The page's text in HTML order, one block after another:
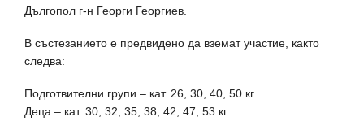
Дългопол г-н Георги Георгиев.
В състезанието е предвидено да вземат участие, както
следва:
Подготвителни групи – кат. 26, 30, 40, 50 кг
Деца – кат. 30, 32, 35, 38, 42, 47, 53 кг